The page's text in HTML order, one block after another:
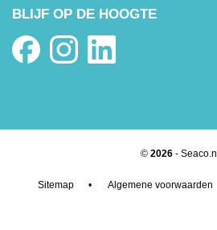
BLIJF OP DE HOOGTE
© 2026 - Seaco.nl
Sitemap• Algemene voorwaarden